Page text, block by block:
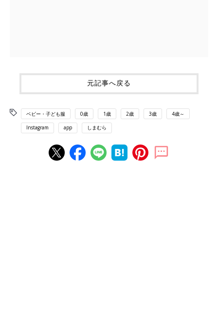
元記事へ戻る
ベビー・子ども服 0歳 1歳 2歳 3歳 4歳～
Instagram app しまむら